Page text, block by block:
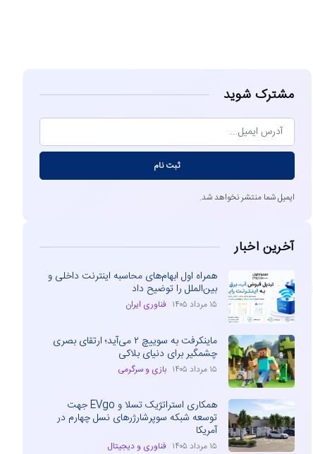
مشترک شوید
ثبت نام
ایمیل شما منتشر نخواهد شد.
آخرین اخبار
همراه اول ابهام‌های محاسبه اینترنت داخلی و
بین‌الملل را توضیح داد
۱۵ مرداد ۱۴۰۵ فناوری ایران
ماینکرفت به سوییچ ۲ می‌آید؛ ارتقای بصری
چشمگیر برای دنیای بلاکی
۱۵ مرداد ۱۴۰۵ بازی و سرگرمی
همکاری استراتژیک تسلا و EVgo جهت
توسعه شبکه سوپرشارژرهای نسل چهارم در
آمریکا
۱۵ مرداد ۱۴۰۵ فناوری و دیجیتال